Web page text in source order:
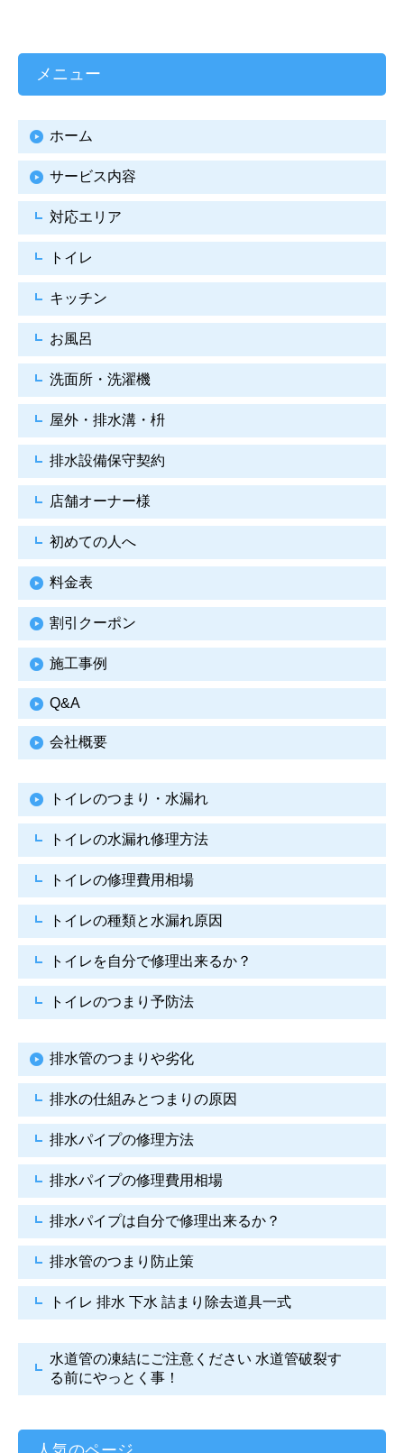
メニュー
ホーム
サービス内容
対応エリア
トイレ
キッチン
お風呂
洗面所・洗濯機
屋外・排水溝・枡
排水設備保守契約
店舗オーナー様
初めての人へ
料金表
割引クーポン
施工事例
Q&A
会社概要
トイレのつまり・水漏れ
トイレの水漏れ修理方法
トイレの修理費用相場
トイレの種類と水漏れ原因
トイレを自分で修理出来るか？
トイレのつまり予防法
排水管のつまりや劣化
排水の仕組みとつまりの原因
排水パイプの修理方法
排水パイプの修理費用相場
排水パイプは自分で修理出来るか？
排水管のつまり防止策
トイレ 排水 下水 詰まり除去道具一式
水道管の凍結にご注意ください 水道管破裂す
る前にやっとく事！